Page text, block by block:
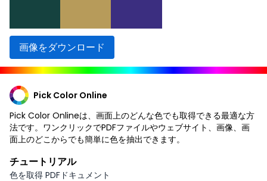
画像をダウンロード
Pick Color Online
Pick Color Onlineは、画面上のどんな色でも取得できる最適な方
法です。ワンクリックでPDFファイルやウェブサイト、画像、画
面上のどこからでも簡単に色を抽出できます。
チュートリアル
色を取得 PDFドキュメント